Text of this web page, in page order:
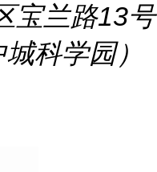
宝兰路13号
科学园）